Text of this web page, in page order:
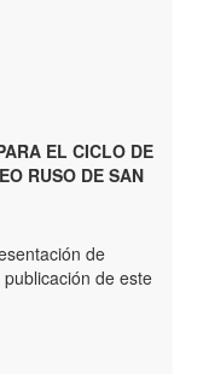
EL CICLO DE
RUSO DE SAN
de
de este